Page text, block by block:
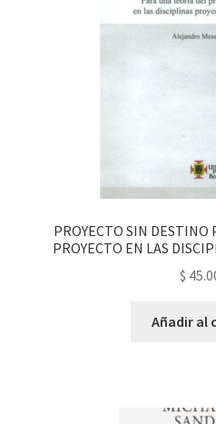
PROYECTO SIN DESTINO
PROYECTO EN LAS
$
Añadir al